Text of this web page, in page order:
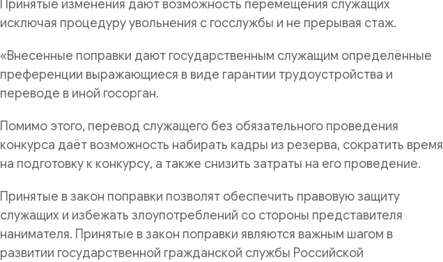
Принятые изменения дают возможность перемещения служащих
исключая процедуру увольнения с госслужбы и не прерывая стаж.
«Внесенные поправки дают государственным служащим определённые
преференции выражающиеся в виде гарантии трудоустройства и
переводе в иной госорган.
Помимо этого, перевод служащего без обязательного проведения
конкурса даёт возможность набирать кадры из резерва, сократить время
на подготовку к конкурсу, а также снизить затраты на его проведение.
Принятые в закон поправки позволят обеспечить правовую защиту
служащих и избежать злоупотреблений со стороны представителя
нанимателя. Принятые в закон поправки являются важным шагом в
развитии государственной гражданской службы Российской